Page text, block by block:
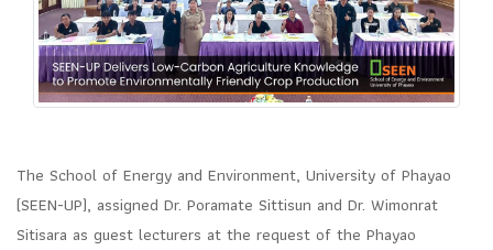
The School of Energy and Environment, University of Phayao
(SEEN-UP), assigned Dr. Poramate Sittisun and Dr. Wimonrat
Sitisara as guest lecturers at the request of the Phayao